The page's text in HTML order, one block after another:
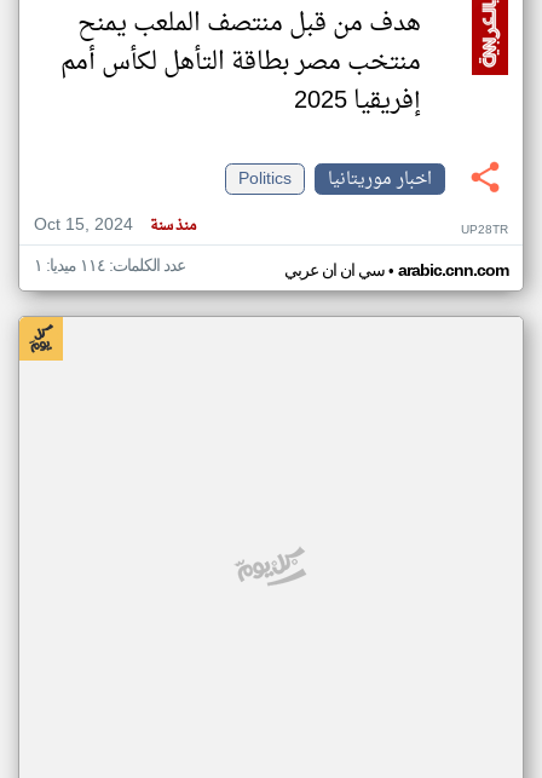
هدف من قبل منتصف الملعب يمنح
منتخب مصر بطاقة التأهل لكأس أمم
إفريقيا 2025
اخبار موريتانيا
Politics
Oct 15, 2024
منذ سنة UP28TR
سي ان ان عربي• arabic.cnn.com عدد الكلمات: ١١٤ ميديا: ١